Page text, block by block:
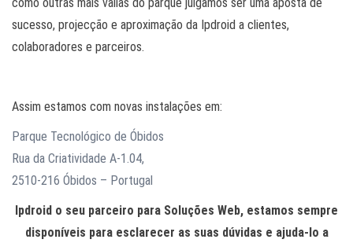
como outras mais valias do parque julgamos ser uma aposta de
sucesso, projecção e aproximação da Ipdroid a clientes,
colaboradores e parceiros.
Assim estamos com novas instalações em:
Parque Tecnológico de Óbidos
Rua da Criatividade A-1.04,
2510-216 Óbidos – Portugal
Ipdroid o seu parceiro para Soluções Web, estamos sempre
disponíveis para esclarecer as suas dúvidas e ajuda-lo a